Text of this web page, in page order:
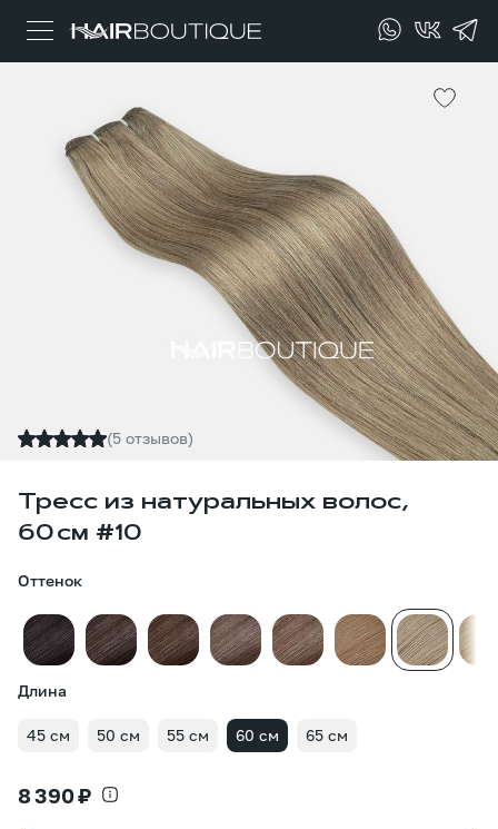
(5 отзывов)
Тресс из натуральных волос,
60 см #10
Оттенок
Длина
45 см 50 см 55 см 60 см 65 см
8 390 ₽